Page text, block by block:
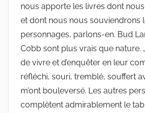
nous apporte les livres dont
et dont nous nous souviendrons
personnages, parlons-en. Bud
Cobb sont plus vrais que nature.
de vivre et d’enquêter en leur
réfléchi, souri, tremblé, souffert
m’ont bouleversé. Les autres
complètent admirablement le